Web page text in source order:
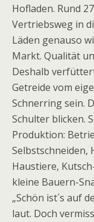
Hofladen. Rund
Vertriebsweg in
Läden genauso
Markt. Qualität
Deshalb
Getreide vom
Schnerring sein.
Schulter blicken.
Produktion:
Selbstschneiden,
Haustiere,
kleine Bauern-
„Schön ist´s auf
laut. Doch